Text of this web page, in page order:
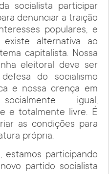
socialista participar
denunciar a traição
populares, e
alternativa ao
capitalista. Nossa
eleitoral deve ser
do socialismo
e nossa crença em
igual,
e totalmente livre. É
as condições para
própria.
estamos participando
partido socialista